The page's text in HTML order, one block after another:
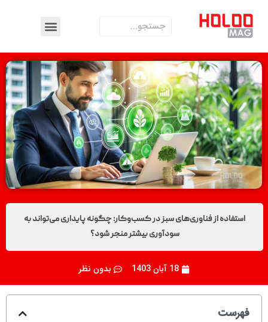
استفاده از فناوری‌های سبز در کسب‌وکار: چگونه پایداری می‌تواند به
سودآوری بیشتر منجر شود؟
18 آبان 1403 بدون نظر
فهرست